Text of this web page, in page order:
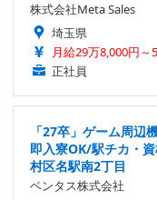
株式会社Meta Sales
埼玉県
月給29万8,000円～
正社員
「27卒」ゲーム周辺
即入寮OK/駅チカ・
村区名駅南2丁目
ベンタス株式会社